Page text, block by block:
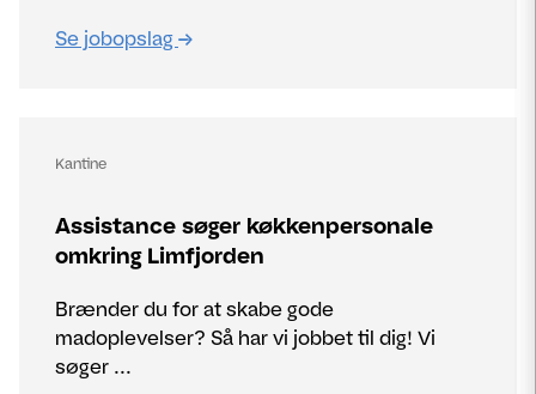
Se jobopslag
Kantine
Assistance søger køkkenpersonale
omkring Limfjorden
Brænder du for at skabe gode
madoplevelser? Så har vi jobbet til dig! Vi
søger ...